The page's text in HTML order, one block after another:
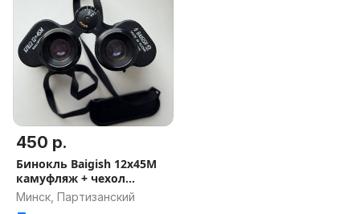
450 р.
Бинокль Baigish 12х45М
камуфляж + чехол
(НОВЫЙ)
Минск, Партизанский